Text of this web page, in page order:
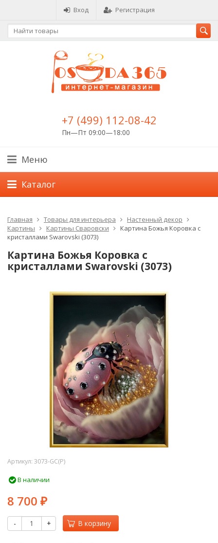
Вход Регистрация
+7 (499) 112-08-42
Пн—Пт 09:00—18:00
Меню
Каталог
Главная Товары для интерьера
Настенный декор
Картины
Картины Сваровски
Картина Божья Коровка с
кристаллами Swarovski (3073)
Картина Божья Коровка с
кристаллами Swarovski (3073)
Артикул: 3073-GC(P)
В наличии
8 700 ₽
- + В корзину